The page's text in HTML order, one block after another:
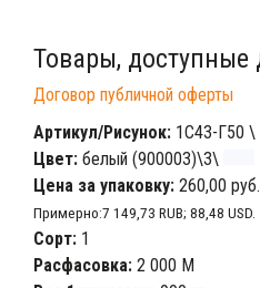
Товары, доступные
Договор публичной оферты
Артикул/Рисунок: 1С43-Г50 \
Цвет: белый (900003)\3\
Цена за упаковку: 260,00
Примерно:7 149,73 RUB; 88,48 USD.
Сорт: 1
Расфасовка: 2 000 М